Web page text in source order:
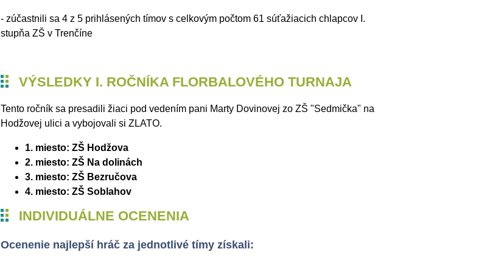
- zúčastnili sa 4 z 5 prihlásených tímov s celkovým počtom 61 súťažiacich chlapcov I.
stupňa ZŠ v Trenčíne
VÝSLEDKY I. ROČNÍKA FLORBALOVÉHO TURNAJA
Tento ročník sa presadili žiaci pod vedením pani Marty Dovinovej zo ZŠ "Sedmička" na
Hodžovej ulici a vybojovali si ZLATO.
1. miesto: ZŠ Hodžova
2. miesto: ZŠ Na dolinách
3. miesto: ZŠ Bezručova
4. miesto: ZŠ Soblahov
INDIVIDUÁLNE OCENENIA
Ocenenie najlepší hráč za jednotlivé tímy získali: